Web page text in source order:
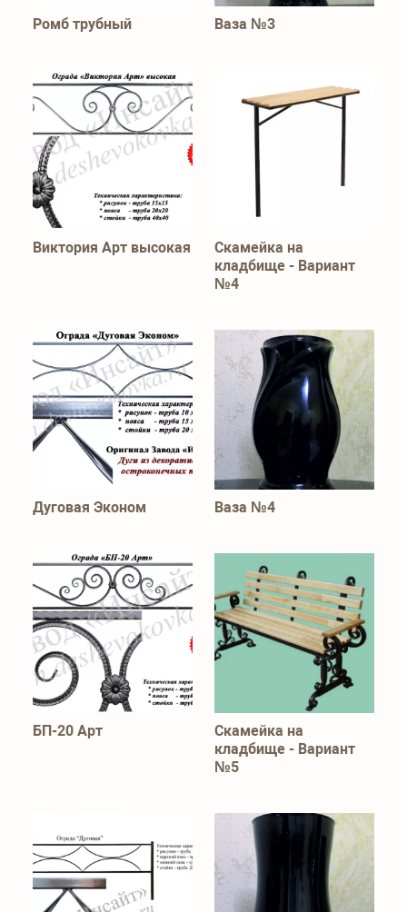
Ромб трубный Ваза №3
Виктория Арт высокая
Скамейка на
кладбище - Вариант
№4
Дуговая Эконом Ваза №4
БП-20 Арт
Скамейка на
кладбище - Вариант
№5